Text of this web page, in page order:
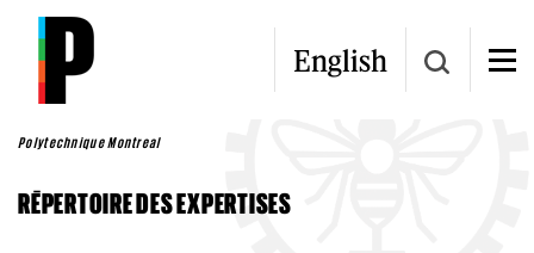
Aller au contenu principal
English
Polytechnique Montreal
RÉPERTOIRE DES EXPERTISES